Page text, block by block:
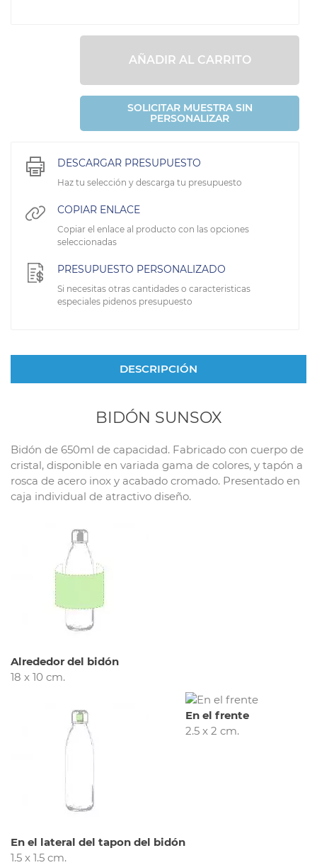
AÑADIR AL CARRITO
SOLICITAR MUESTRA SIN
PERSONALIZAR
DESCARGAR PRESUPUESTO
Haz tu selección y descarga tu presupuesto
COPIAR ENLACE
Copiar el enlace al producto con las opciones
seleccionadas
PRESUPUESTO PERSONALIZADO
Si necesitas otras cantidades o caracteristicas
especiales pidenos presupuesto
DESCRIPCIÓN
BIDÓN SUNSOX
Bidón de 650ml de capacidad. Fabricado con cuerpo de
cristal, disponible en variada gama de colores, y tapón a
rosca de acero inox y acabado cromado. Presentado en
caja individual de atractivo diseño.
Alrededor del bidón
18 x 10 cm.
En el lateral del tapon del bidón
1.5 x 1.5 cm.
En el frente
2.5 x 2 cm.